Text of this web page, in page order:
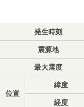
発生時刻
震源地
最大震度
位置
緯度
経度